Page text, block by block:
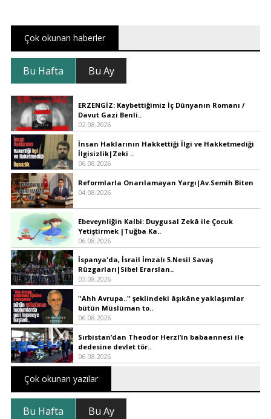
Çok okunan haberler
Bu Hafta Bu Ay
ERZENGİZ: Kaybettiğimiz İç Dünyanın Romanı /
Davut Gazi Benli..
02.08.2026
İnsan Haklarının Hakkettiği İlgi ve Hakketmediği
İlgisizlik|Zeki ..
06.08.2026
Reformlarla Onarılamayan Yargı|Av.Semih Biten
04.08.2026
Ebeveynliğin Kalbi: Duygusal Zekâ ile Çocuk
Yetiştirmek |Tuğba Ka..
06.08.2026
İspanya'da, İsrail İmzalı 5.Nesil Savaş
Rüzgarları|Sibel Erarslan..
03.08.2026
''Ahh Avrupa..'' şeklindeki âşıkâne yaklaşımlar
bütün Müslüman to..
06.08.2026
Sırbistan’dan Theodor Herzl’in babaannesi ile
dedesine devlet tör..
06.08.2026
Çok okunan yazılar
Bu Hafta Bu Ay